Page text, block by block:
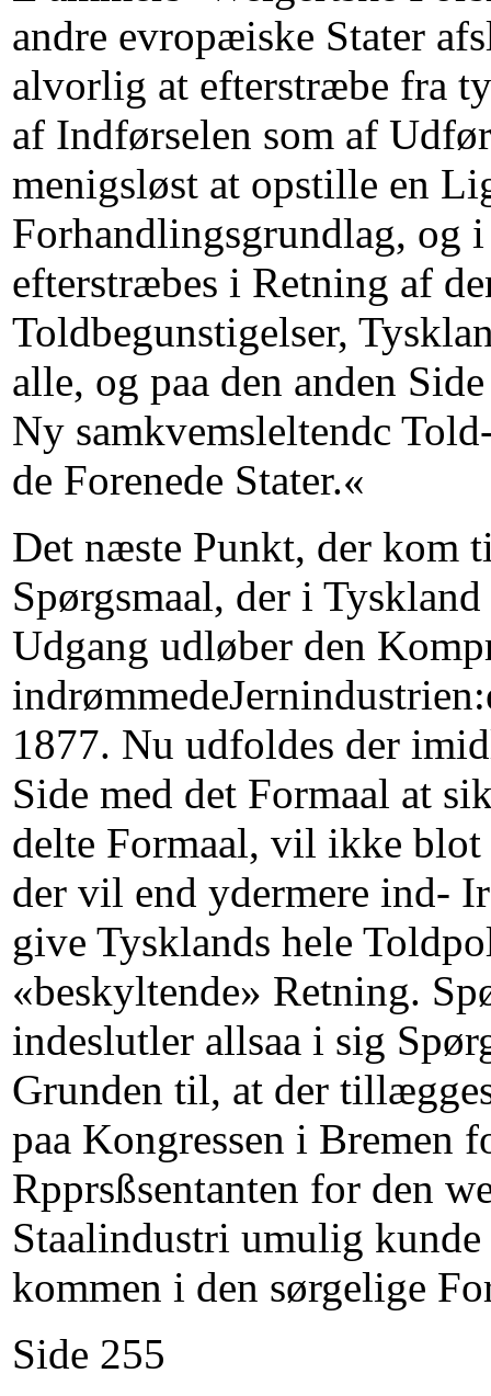
andre evropæiske Stater
alvorlig at efterstræbe fra
af Indførselen som af
menigsløst at opstille en
Forhandlingsgrundlag, og
efterstræbes i Retning af
Toldbegunstigelser,
alle, og paa den anden
Ny samkvemsleltendc
de Forenede Stater.«
Det næste Punkt, der kom
Spørgsmaal, der i
Udgang udløber den
1877. Nu udfoldes der
Side med det Formaal at
delte Formaal, vil ikke
der vil end ydermere ind-
give Tysklands hele
«beskyltende» Retning.
indeslutler allsaa i sig
Grunden til, at der
paa Kongressen i Bremen
Rpprsßsentanten for den
Staalindustri umulig
kommen i den sørgelige
Side 255